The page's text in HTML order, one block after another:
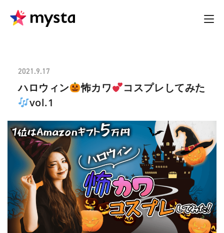
2021.9.17
ハロウィン 怖カワ
コスプレしてみた
vol.1